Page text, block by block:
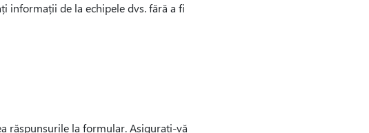
informații de la echipele dvs. fără a fi
răspunsurile la formular. Asigurați-vă